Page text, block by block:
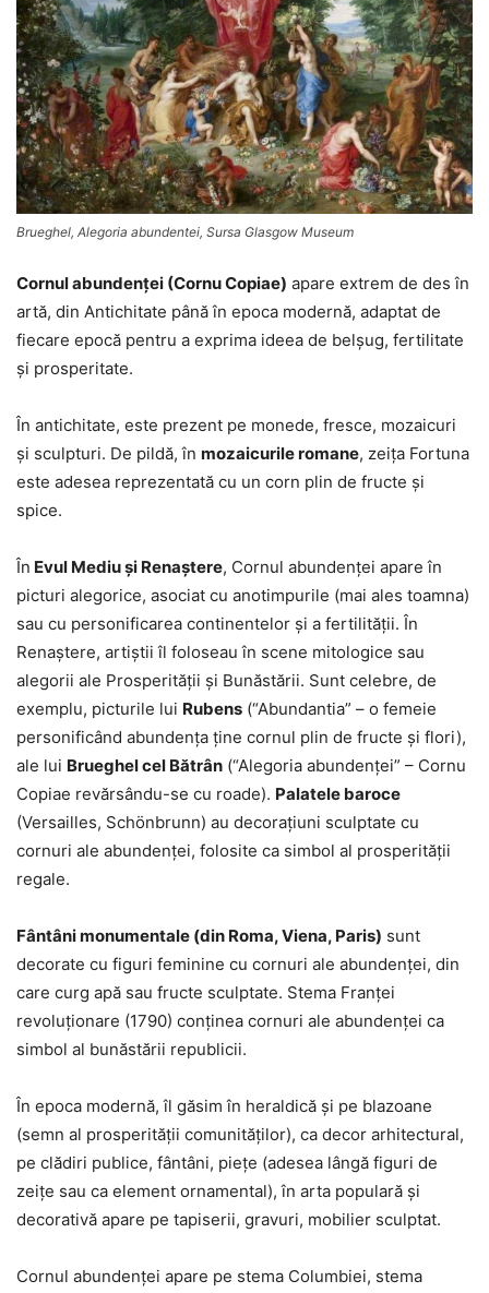
Brueghel, Alegoria abundentei, Sursa Glasgow Museum
Cornul abundenței (Cornu Copiae) apare extrem de des în
artă, din Antichitate până în epoca modernă, adaptat de
fiecare epocă pentru a exprima ideea de belșug, fertilitate
și prosperitate.
În antichitate, este prezent pe monede, fresce, mozaicuri
și sculpturi. De pildă, în mozaicurile romane, zeiţa Fortuna
este adesea reprezentată cu un corn plin de fructe și
spice.
În Evul Mediu și Renaștere, Cornul abundenței apare în
picturi alegorice, asociat cu anotimpurile (mai ales toamna)
sau cu personificarea continentelor și a fertilității. În
Renaștere, artiștii îl foloseau în scene mitologice sau
alegorii ale Prosperității și Bunăstării. Sunt celebre, de
exemplu, picturile lui Rubens (“Abundantia” – o femeie
personificând abundența ține cornul plin de fructe și flori),
ale lui Brueghel cel Bătrân (“Alegoria abundenței” – Cornu
Copiae revărsându-se cu roade). Palatele baroce
(Versailles, Schönbrunn) au decorațiuni sculptate cu
cornuri ale abundenței, folosite ca simbol al prosperității
regale.
Fântâni monumentale (din Roma, Viena, Paris) sunt
decorate cu figuri feminine cu cornuri ale abundenței, din
care curg apă sau fructe sculptate. Stema Franței
revoluționare (1790) conținea cornuri ale abundenței ca
simbol al bunăstării republicii.
În epoca modernă, îl găsim în heraldică și pe blazoane
(semn al prosperității comunităților), ca decor arhitectural,
pe clădiri publice, fântâni, piețe (adesea lângă figuri de
zeițe sau ca element ornamental), în arta populară și
decorativă apare pe tapiserii, gravuri, mobilier sculptat.
Cornul abundenței apare pe stema Columbiei, stema